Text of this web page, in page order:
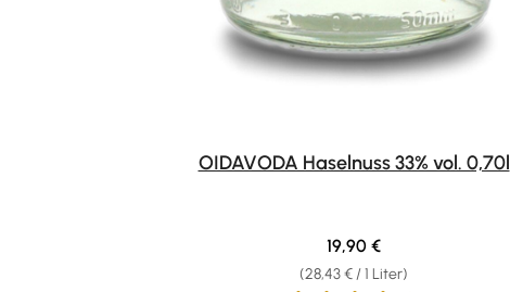
OIDAVODA Haselnuss 33% vol. 0,70l
(28,43 € / 1 Liter)
Regulärer Preis:
19,90 €